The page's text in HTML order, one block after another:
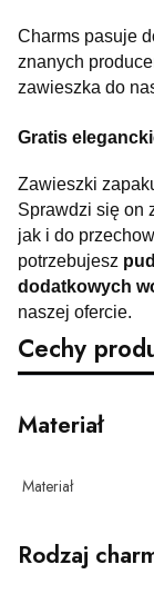
Charms pasuje
znanych
zawieszka do
Gratis
Zawieszki
Sprawdzi się on
jak i do
potrzebujesz
dodatkowych
naszej ofercie.
Cechy
Materiał
Materiał
Rodzaj